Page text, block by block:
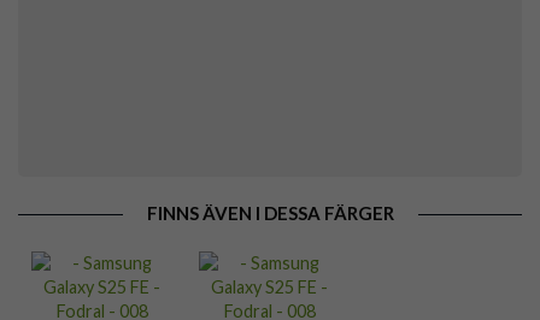
FINNS ÄVEN I DESSA FÄRGER